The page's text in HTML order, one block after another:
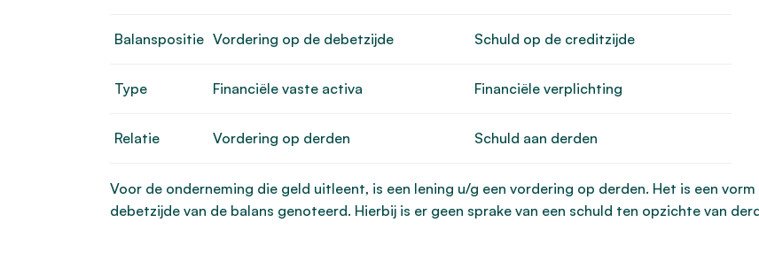
Balanspositie Vordering op de debetzijde Schuld op de creditzijde
Type Financiële vaste activa Financiële verplichting
Relatie Vordering op derden Schuld aan derden
Voor de onderneming die geld uitleent, is een lening u/g een vordering op derden. Het is een
debetzijde van de balans genoteerd. Hierbij is er geen sprake van een schuld ten opzichte van